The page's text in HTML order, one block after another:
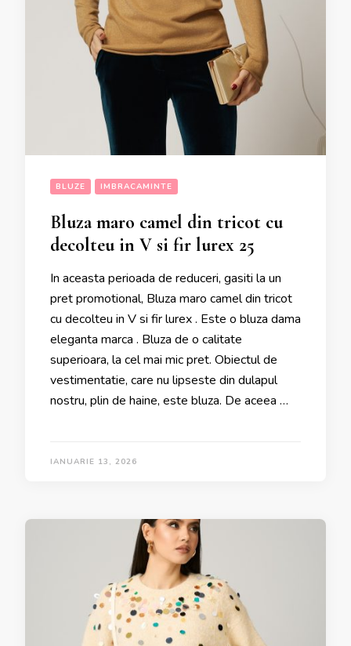
BLUZE IMBRACAMINTE
Bluza maro camel din tricot cu
decolteu in V si fir lurex 25
In aceasta perioada de reduceri, gasiti la un
pret promotional, Bluza maro camel din tricot
cu decolteu in V si fir lurex . Este o bluza dama
eleganta marca . Bluza de o calitate
superioara, la cel mai mic pret. Obiectul de
vestimentatie, care nu lipseste din dulapul
nostru, plin de haine, este bluza. De aceea …
IANUARIE 13, 2026